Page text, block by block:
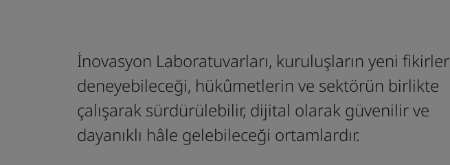
İnovasyon Laboratuvarları, kuruluşların yeni fikirler
deneyebileceği, hükûmetlerin ve sektörün birlikte
çalışarak sürdürülebilir, dijital olarak güvenilir ve
dayanıklı hâle gelebileceği ortamlardır.